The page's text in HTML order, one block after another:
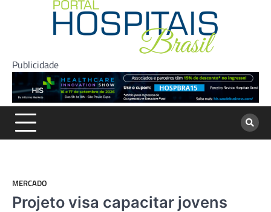
Publicidade
MERCADO
Projeto visa capacitar jovens